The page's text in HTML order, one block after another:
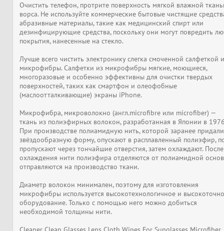
Очистить телефон, протрите поверхность мягкой влажной
ворса. Не используйте коммерческие бытовые чистящие
абразивные материалы, такие как медицинский спирт или
дезинфицирующие средства, поскольку они могут повредить
покрытия, нанесенные на стекло.
Лучше всего чистить электронику слегка смоченной салфеткой
микрофибры. Салфетки из микрофибры мягкие, моющиеся,
многоразовые и особенно эффективны для очистки твердых
поверхностей, таких как смартфон и олеофобные
(маслоотталкивающие) экраны iPhone.
Микрофибра, микроволокно (англ.microfibre или microfiber) —
ткань из полиэфирных волокон, разработанная в Японии в
При производстве полиамидную нить, которой заранее придали
звёздообразную форму, опускают в расплавленный полиэфир,
пропускают через тончайшие отверстия, затем охлаждают. После
охлаждения нити полиэфира отделяются от полиамидной
отправляются на производство ткани.
Диаметр волокон минимален, поэтому для изготовления
микрофибры используется высокотехнологичное и
оборудование. Только с помощью него можно добиться
необходимой толщины нити.